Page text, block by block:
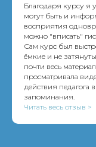
Благодаря курсу я
могут быть и
восприятия
можно "вписать"
Сам курс был
ёмкие и не
почти весь
просматривала
действия педагога
запоминания.
Читать весь отзыв >